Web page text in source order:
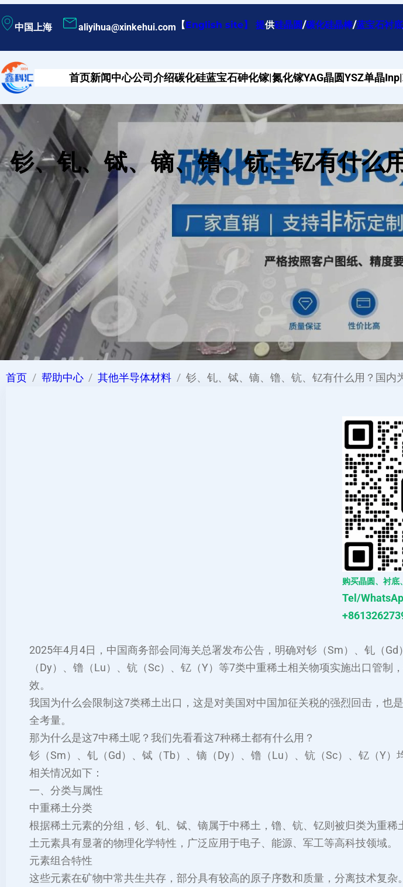
至
容
中国上海 aliyihua@xinkehui.com 【English site】 提供硅晶圆/碳化硅晶棒/蓝宝石衬底
首页新闻中心公司介绍碳化硅蓝宝石砷化镓|氮化镓YAG晶圆YSZ单晶
钐、钆、铽、镝、镥、钪、钇有什么
首页 帮助中心 其他半导体材料 钐、钆、铽、镝、镥、钪、钇有什么用？国内
购买晶圆、衬底
Tel/
2025年4月4日，中国商务部会同海关总署发布公告，明确对钐（Sm）、钆（Gd
（Dy）、镥（Lu）、钪（Sc）、钇（Y）等7类中重稀土相关物项实施出口管制
效‌。
我国为什么会限制这7类稀土出口，这是对美国对中国加征关税的强烈回击，也
全考量。
那为什么是这7中稀土呢？我们先看看这7种稀土都有什么用？
钐（Sm）、钆（Gd）、铽（Tb）、镝（Dy）、镥（Lu）、钪（Sc）、钇（Y）
相关情况如下：
一、分类与属性
‌中重稀土分类‌
根据稀土元素的分组，钐、钆、铽、镝属于中稀土，镥、钪、钇则被归类为重稀
土元素具有显著的物理化学特性，广泛应用于电子、能源、军工等高科技领域‌。
‌元素组合特性‌
这些元素在矿物中常共生共存，部分具有较高的原子序数和质量，分离技术复杂‌。